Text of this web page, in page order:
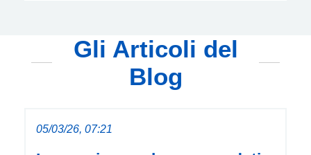
Gli Articoli del
Blog
05/03/26, 07:21